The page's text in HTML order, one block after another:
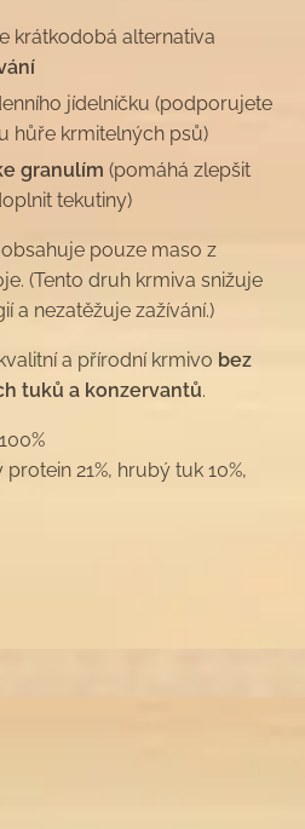
krátkodobá alternativa
jídelníčku (podporujete
hůře krmitelných psů)
granulím (pomáhá zlepšit
tekutiny)
pouze maso z
(Tento druh krmiva snižuje
a nezatěžuje zažívání.)
a přírodní krmivo bez
tuků a konzervantů.
protein 21%, hrubý tuk 10%,